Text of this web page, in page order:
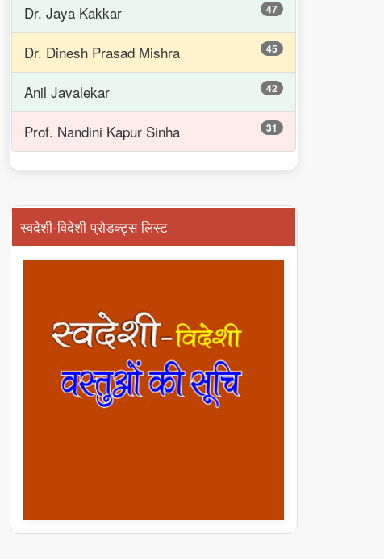
Dr. Jaya Kakkar 47
Dr. Dinesh Prasad Mishra 45
Anil Javalekar 42
Prof. Nandini Kapur Sinha 31
स्वदेशी-विदेशी प्रोडक्ट्स लिस्ट